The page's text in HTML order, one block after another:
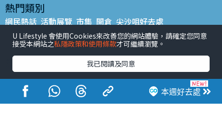
本週好去處
熱門類別
網民熱話 活動展覽 市集 開倉 尖沙咀好去處
銅鑼灣好去處 元朗好去處 荃灣好去處 旺角好去處 社會
餐廳情報 戶外郊遊
熱門標籤
#UGO搵好去處 #人氣活動推介 #美食社群熱話
#親子玩樂好去處
#ULifestyle應用程式
#限時搶
#UJetso禮物放送
#ULifestyle商戶中心 #著數 #網絡熱話
U Lifestyle 會使用Cookies來改善您的網站體驗，請確定您同意
接受本網站之私隱政策和使用條款才可繼續瀏覽。
我已閱讀及同意